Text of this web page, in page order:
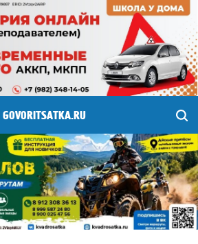
GOVORITSATKA.RU